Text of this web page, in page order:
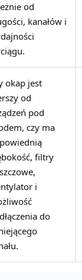
od
kanałów i
okap jest
od
pod
czy ma
filtry
i
do